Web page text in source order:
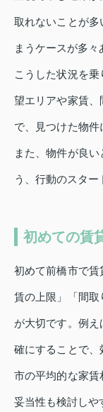
取れないことが多
まうケースが多々
こうした状況を
望エリアや家賃、
で、見つけた物件
また、物件が良
う、行動のスター
初めての賃
初めて前橋市で
賃の上限」「間取
が大切です。例
確にすることで
市の平均的な家賃
妥当性も検討しや